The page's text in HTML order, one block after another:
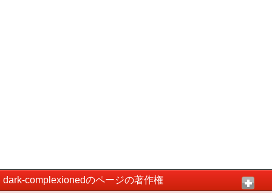
dark-complexionedのページの著作権